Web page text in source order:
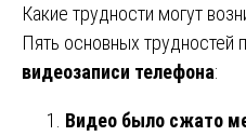
Какие трудности могут
Пять основных трудностей
видеозаписи телефона:
Видео было сжато